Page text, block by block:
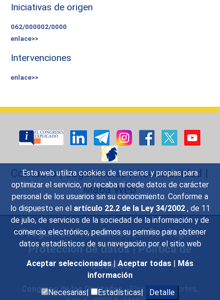
Esta web utiliza cookies de terceros y propias para
optimizar el servicio, no recaba ni cede datos de carácter
personal de los usuarios sin su conocimiento. Conforme a
lo dispuesto en el artículo 22.2 de la Ley 34/2002 , de 11
de julio, de servicios de la sociedad de la información y de
comercio electrónico, pedimos su permiso para obtener
datos estadísticos de su navegación por el sitio web
Aceptar seleccionadas | Aceptar todas | Más
información
Necesarias|
Estadísticas| Detalle
Iniciativas de origen
062/000002/0000
enlace>>
Intervenciones
enlace>>
Contacto|Sugerencias|Accesibilidad |
Mapa Web
Preguntas Frecuentes|Aviso legal|
Protección de datos|Política de
Cookies
Congreso de los Diputados- Plaza de las Cortes,